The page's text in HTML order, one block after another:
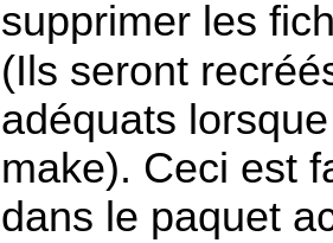
supprimer les
(Ils seront
adéquats
make). Ceci est
dans le paquet